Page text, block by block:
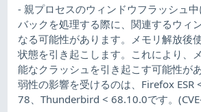
- 親プロセスのウィンドウフラッシュ
バックを処理する際に、関連するウィ
なる可能性があります。メモリ解放後
状態を引き起こします。これにより、
能なクラッシュを引き起こす可能性が
弱性の影響を受けるのは、Firefox
78、Thunderbird < 68.10.0です。